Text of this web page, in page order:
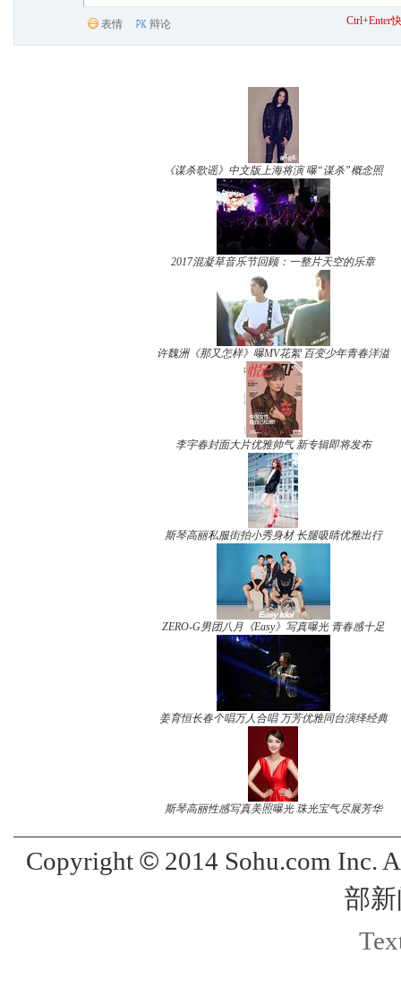
表情 辩论 Ctrl+Enter
《谋杀歌谣》中文版上海将演 曝“谋杀”概念照
2017混凝草音乐节回顾：一整片天空的乐章
许魏洲《那又怎样》曝MV花絮 百变少年青春洋溢
李宇春封面大片优雅帅气 新专辑即将发布
斯琴高丽私服街拍小秀身材 长腿吸睛优雅出行
ZERO-G男团八月《Easy》写真曝光 青春感十足
姜育恒长春个唱万人合唱 万芳优雅同台演绎经典
斯琴高丽性感写真美照曝光 珠光宝气尽展芳华
Copyright ©2014 Sohu.com Inc.
部